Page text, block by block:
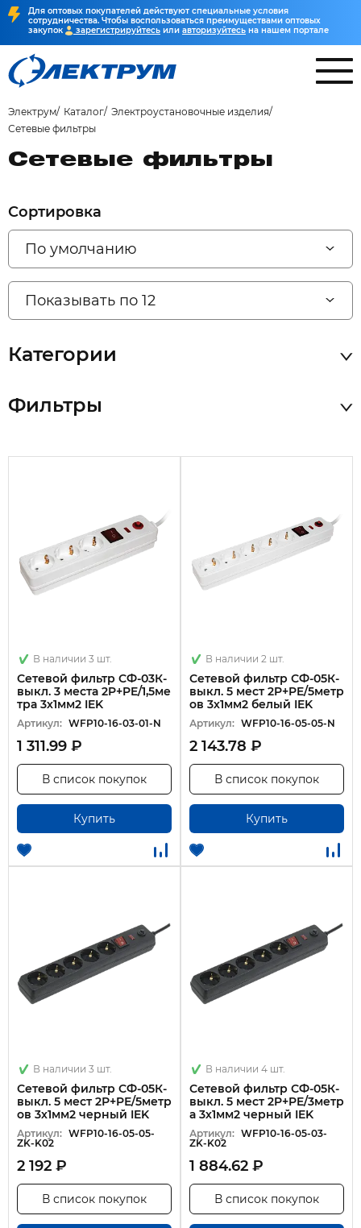
Для оптовых покупателей действуют специальные условия
сотрудничества. Чтобы воспользоваться преимуществами оптовых
закупок
зарегистрируйтесь или авторизуйтесь на нашем портале
Электрум Каталог Электроустановочные изделия
Сетевые фильтры
Сетевые фильтры
Сортировка
По умолчанию
Показывать по 12
Категории
Фильтры
В наличии 3 шт.
Сетевой фильтр СФ-03К-
выкл. 3 места 2P+PE/1,5ме
тра 3х1мм2 IEK
Артикул: WFP10-16-03-01-N
1 311.99 ₽
Купить
В список покупок
В наличии 2 шт.
Сетевой фильтр СФ-05К-
выкл. 5 мест 2P+PE/5метр
ов 3х1мм2 белый IEK
Артикул: WFP10-16-05-05-N
2 143.78 ₽
Купить
В список покупок
В наличии 3 шт.
Сетевой фильтр СФ-05К-
выкл. 5 мест 2Р+PЕ/5метр
ов 3х1мм2 черный IEK
Артикул: WFP10-16-05-05-
ZK-K02
2 192 ₽
В список покупок
В наличии 4 шт.
Сетевой фильтр СФ-05К-
выкл. 5 мест 2P+PE/3метр
а 3х1мм2 черный IEK
Артикул: WFP10-16-05-03-
ZK-K02
1 884.62 ₽
В список покупок